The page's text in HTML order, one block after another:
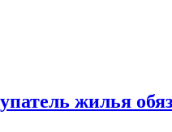
жилья